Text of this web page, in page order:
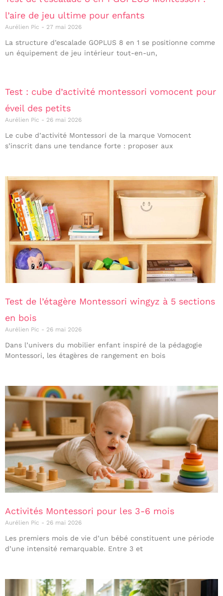
l’aire de jeu ultime pour enfants
Aurélien Pic 27 mai 2026
La structure d’escalade GOPLUS 8 en 1 se positionne comme
un équipement de jeu intérieur tout-en-un,
Test : cube d’activité montessori vomocent pour
éveil des petits
Aurélien Pic 26 mai 2026
Le cube d’activité Montessori de la marque Vomocent
s’inscrit dans une tendance forte : proposer aux
Test de l’étagère Montessori wingyz à 5 sections
en bois
Aurélien Pic 26 mai 2026
Dans l’univers du mobilier enfant inspiré de la pédagogie
Montessori, les étagères de rangement en bois
Activités Montessori pour les 3-6 mois
Aurélien Pic 26 mai 2026
Les premiers mois de vie d’un bébé constituent une période
d’une intensité remarquable. Entre 3 et